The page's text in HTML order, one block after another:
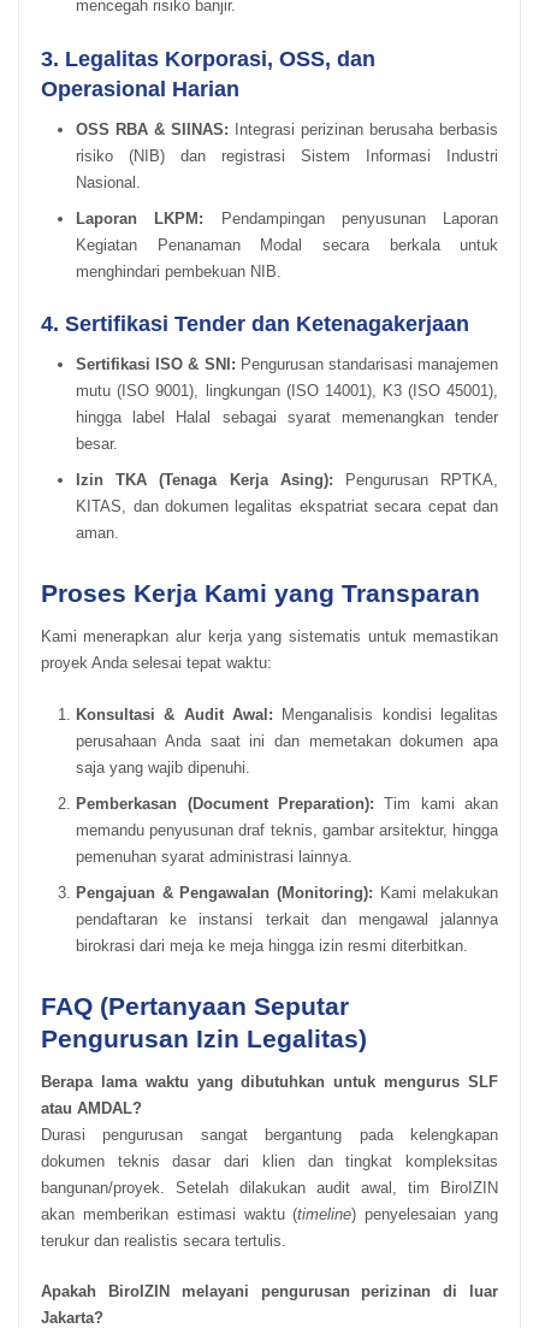
mencegah risiko banjir.
3. Legalitas Korporasi, OSS, dan
Operasional Harian
OSS RBA & SIINAS: Integrasi perizinan berusaha berbasis
risiko (NIB) dan registrasi Sistem Informasi Industri
Nasional.
Laporan LKPM: Pendampingan penyusunan Laporan
Kegiatan Penanaman Modal secara berkala untuk
menghindari pembekuan NIB.
4. Sertifikasi Tender dan Ketenagakerjaan
Sertifikasi ISO & SNI: Pengurusan standarisasi manajemen
mutu (ISO 9001), lingkungan (ISO 14001), K3 (ISO 45001),
hingga label Halal sebagai syarat memenangkan tender
besar.
Izin TKA (Tenaga Kerja Asing): Pengurusan RPTKA,
KITAS, dan dokumen legalitas ekspatriat secara cepat dan
aman.
Proses Kerja Kami yang Transparan
Kami menerapkan alur kerja yang sistematis untuk memastikan
proyek Anda selesai tepat waktu:
Konsultasi & Audit Awal: Menganalisis kondisi legalitas
perusahaan Anda saat ini dan memetakan dokumen apa
saja yang wajib dipenuhi.
Pemberkasan (Document Preparation): Tim kami akan
memandu penyusunan draf teknis, gambar arsitektur, hingga
pemenuhan syarat administrasi lainnya.
Pengajuan & Pengawalan (Monitoring): Kami melakukan
pendaftaran ke instansi terkait dan mengawal jalannya
birokrasi dari meja ke meja hingga izin resmi diterbitkan.
FAQ (Pertanyaan Seputar
Pengurusan Izin Legalitas)
Berapa lama waktu yang dibutuhkan untuk mengurus SLF
atau AMDAL?
Durasi pengurusan sangat bergantung pada kelengkapan
dokumen teknis dasar dari klien dan tingkat kompleksitas
bangunan/proyek. Setelah dilakukan audit awal, tim BiroIZIN
akan memberikan estimasi waktu (timeline) penyelesaian yang
terukur dan realistis secara tertulis.
Apakah BiroIZIN melayani pengurusan perizinan di luar
Jakarta?